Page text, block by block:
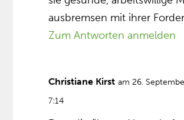
ausbremsen mit ihrer
Zum Antworten anmelden
Christiane Kirst am 26.
7:14